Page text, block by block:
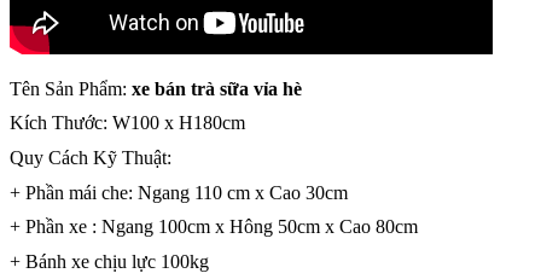
Tên Sản Phẩm: xe bán trà sữa vỉa hè
Kích Thước: W100 x H180cm
Quy Cách Kỹ Thuật:
+ Phần mái che: Ngang 110 cm x Cao 30cm
+ Phần xe : Ngang 100cm x Hông 50cm x Cao 80cm
+ Bánh xe chịu lực 100kg